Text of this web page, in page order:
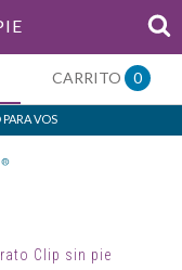
CARRITO 0
VOS
Clip sin pie